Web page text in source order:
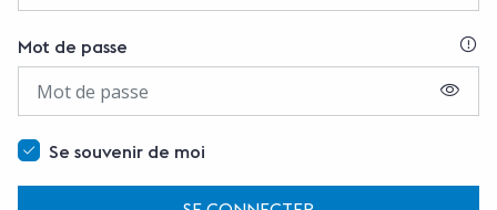
Mot de passe
Se souvenir de moi